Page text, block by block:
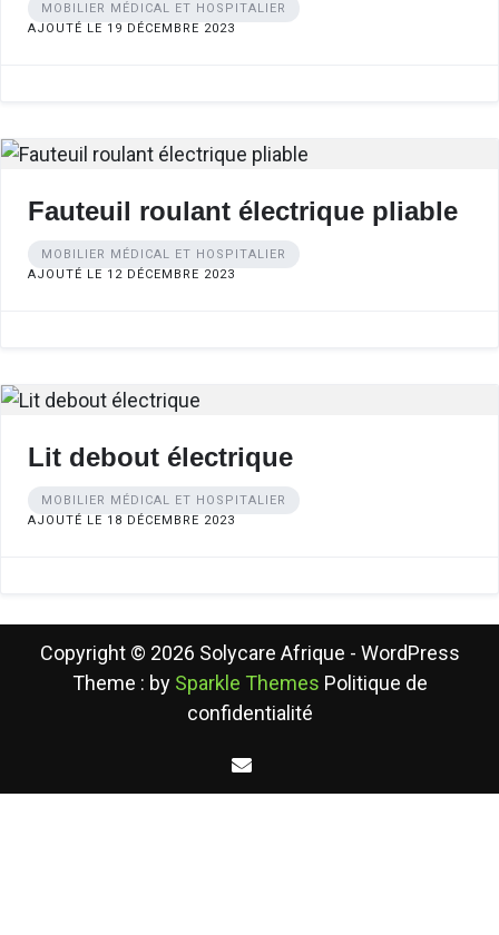
MOBILIER MÉDICAL ET HOSPITALIER
AJOUTÉ LE 19 DÉCEMBRE 2023
Fauteuil roulant électrique pliable
MOBILIER MÉDICAL ET HOSPITALIER
AJOUTÉ LE 12 DÉCEMBRE 2023
Lit debout électrique
MOBILIER MÉDICAL ET HOSPITALIER
AJOUTÉ LE 18 DÉCEMBRE 2023
Copyright © 2026 Solycare Afrique - WordPress
Theme : by Sparkle Themes Politique de
confidentialité